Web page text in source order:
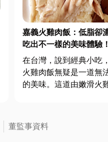
嘉義火雞肉飯：低脂卻
吃出不一樣的美味體驗！
在台灣，說到經典小吃
火雞肉飯無疑是一道無
的美味。這道由嫩滑火
嘉義的味覺記憶。不同
的雞肉飯，火雞肉的質
董監事資料